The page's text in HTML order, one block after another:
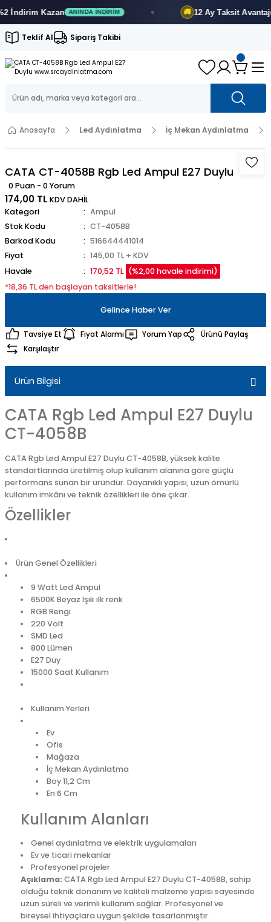
Kazan ANINDA İNDIRIM 12 Ay Taksit Avantajı
Teklif Al Sipariş Takibi
Anasayfa Led Aydınlatma İç Mekan Aydınlatma
CATA CT-4058B Rgb Led Ampul E27 Duylu
0 Puan - 0 Yorum
174,00 TL KDV DAHİL
Kategori
Ampul
Stok Kodu
CT-4058B
Barkod Kodu
516644441014
Fiyat
145,00 TL + KDV
Havale
170,52 TL (%2,00 havale indirimi)
*18,36 TL den başlayan taksitlerle!
Gelince Haber Ver
Tavsiye Et Fiyat Alarmı Yorum Yap
Ürünü Paylaş
Karşılaştır
Ürün Bilgisi
CATA Rgb Led Ampul E27 Duylu
CT-4058B
CATA Rgb Led Ampul E27 Duylu CT-4058B, yüksek kalite
standartlarında üretilmiş olup kullanım alanına göre güçlü
performans sunan bir üründür. Dayanıklı yapısı, uzun ömürlü
kullanım imkânı ve teknik özellikleri ile öne çıkar.
Özellikler
Ürün Genel Özellikleri
9 Watt Led Ampul
6500K Beyaz Işık ilk renk
RGB Rengi
220 Volt
SMD Led
800 Lümen
E27 Duy
15000 Saat Kullanım
Kullanım Yerleri
Ev
Ofis
Mağaza
İç Mekan Aydınlatma
Boy 11,2 Cm
En 6 Cm
Kullanım Alanları
Genel aydınlatma ve elektrik uygulamaları
Ev ve ticari mekanlar
Profesyonel projeler
Açıklama: CATA Rgb Led Ampul E27 Duylu CT-4058B, sahip
olduğu teknik donanım ve kaliteli malzeme yapısı sayesinde
uzun süreli ve verimli kullanım sağlar. Profesyonel ve
bireysel ihtiyaçlara uygun şekilde tasarlanmıştır.